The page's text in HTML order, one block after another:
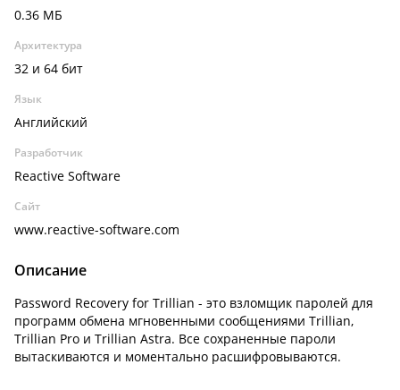
0.36 МБ
Архитектура
32 и 64 бит
Язык
Английский
Разработчик
Reactive Software
Сайт
www.reactive-software.com
Описание
Password Recovery for Trillian - это взломщик паролей для
программ обмена мгновенными сообщениями Trillian,
Trillian Pro и Trillian Astra. Все сохраненные пароли
вытаскиваются и моментально расшифровываются.